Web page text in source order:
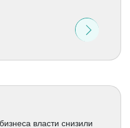
власти снизили